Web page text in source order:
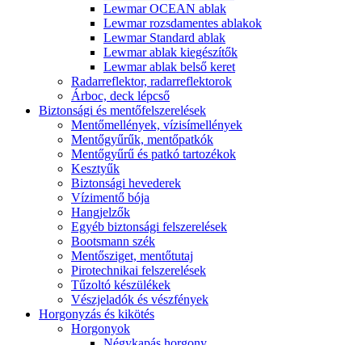
Lewmar OCEAN ablak
Lewmar rozsdamentes ablakok
Lewmar Standard ablak
Lewmar ablak kiegészítők
Lewmar ablak belső keret
Radarreflektor, radarreflektorok
Árboc, deck lépcső
Biztonsági és mentőfelszerelések
Mentőmellények, vízisímellények
Mentőgyűrűk, mentőpatkók
Mentőgyűrű és patkó tartozékok
Kesztyűk
Biztonsági hevederek
Vízimentő bója
Hangjelzők
Egyéb biztonsági felszerelések
Bootsmann szék
Mentősziget, mentőtutaj
Pirotechnikai felszerelések
Tűzoltó készülékek
Vészjeladók és vészfények
Horgonyzás és kikötés
Horgonyok